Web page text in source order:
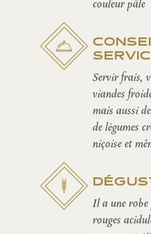
couleur pâle
Servir frais,
viandes
mais aussi
de légumes
niçoise et
Il a une robe
rouges